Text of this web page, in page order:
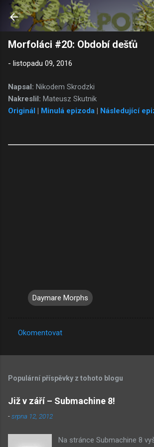
Přeskočit na hlavní obsah
Morfoláci #20: Období dešťů
- listopadu 09, 2016
Napsal: Nikodem Skrodzki
Nakreslil: Mateusz Skutnik
Originál | Minulá epizoda | Následující
Daymare Morphs
o
e
n
Okomentovat
Populární příspěvky z tohoto blogu
Již v září – Submachine 8!
-srpna 12, 2012
Na stránce Submachine 8